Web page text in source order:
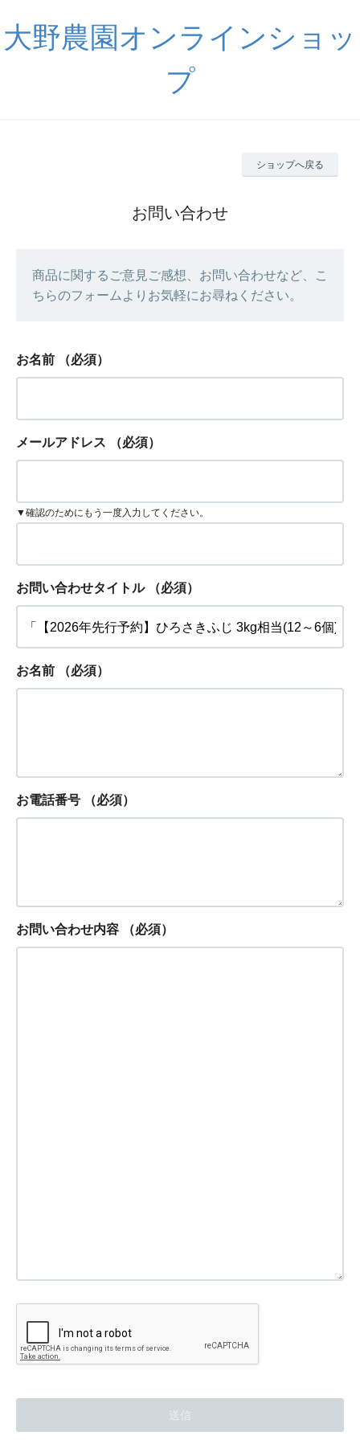
大野農園オンラインショッ
プ
ショップへ戻る
お問い合わせ
商品に関するご意見ご感想、お問い合わせなど、こ
ちらのフォームよりお気軽にお尋ねください。
お名前 （必須）
メールアドレス （必須）
▼確認のためにもう一度入力してください。
お問い合わせタイトル （必須）
お名前 （必須）
お電話番号 （必須）
お問い合わせ内容 （必須）